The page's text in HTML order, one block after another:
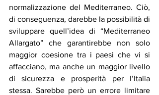
normalizzazione del Mediterraneo. Ciò,
di conseguenza, darebbe la possibilità di
sviluppare quell’idea di “Mediterraneo
Allargato” che garantirebbe non solo
maggior coesione tra i paesi che vi si
affacciano, ma anche un maggior livello
di sicurezza e prosperità per l’Italia
stessa. Sarebbe però un errore limitare